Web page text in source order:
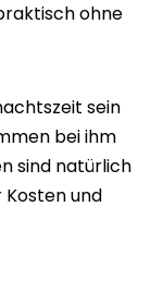
ohne
sein
bei ihm
sind natürlich
und